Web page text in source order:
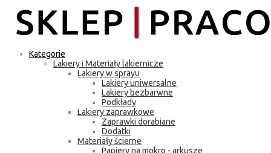
Kategorie
Lakiery i Materiały lakiernicze
Lakiery w sprayu
Lakiery uniwersalne
Lakiery bezbarwne
Podkłady
Lakiery zaprawkowe
Zaprawki dorabiane
Dodatki
Materiały ścierne
Papiery na mokro - arkusze